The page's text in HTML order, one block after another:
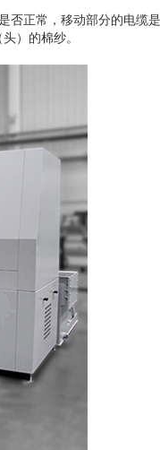
正常，移动部分的电缆
）的棉纱。